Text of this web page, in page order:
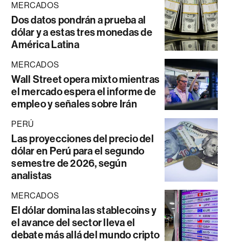
MERCADOS
Dos datos pondrán a prueba al
dólar y a estas tres monedas de
América Latina
MERCADOS
Wall Street opera mixto mientras
el mercado espera el informe de
empleo y señales sobre Irán
PERÚ
Las proyecciones del precio del
dólar en Perú para el segundo
semestre de 2026, según
analistas
MERCADOS
El dólar domina las stablecoins y
el avance del sector lleva el
debate más allá del mundo cripto